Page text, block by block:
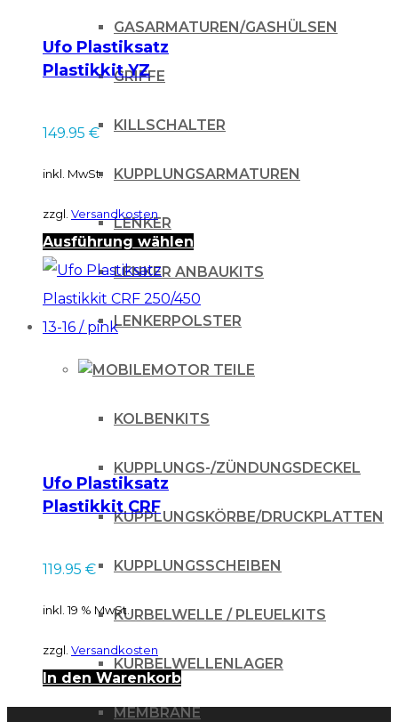
GASARMATUREN/GASHÜLSEN
GRIFFE
KILLSCHALTER
KUPPLUNGSARMATUREN
LENKER
LENKER ANBAUKITS
LENKERPOLSTER
MOTOR TEILE
KOLBENKITS
KUPPLUNGS-/ZÜNDUNGSDECKEL
KUPPLUNGSKÖRBE/DRUCKPLATTEN
KUPPLUNGSSCHEIBEN
KURBELWELLE / PLEUELKITS
KURBELWELLENLAGER
MEMBRANE
Ufo Plastiksatz
Plastikkit YZ
149.95 €
inkl. MwSt.
zzgl. Versandkosten
Ausführung wählen
Produkt
weist
mehrere
Die
können
der
werden
Ufo Plastiksatz
Plastikkit CRF
250/450 13-16 / pink
119.95 €
inkl. 19 % MwSt.
zzgl. Versandkosten
In den Warenkorb